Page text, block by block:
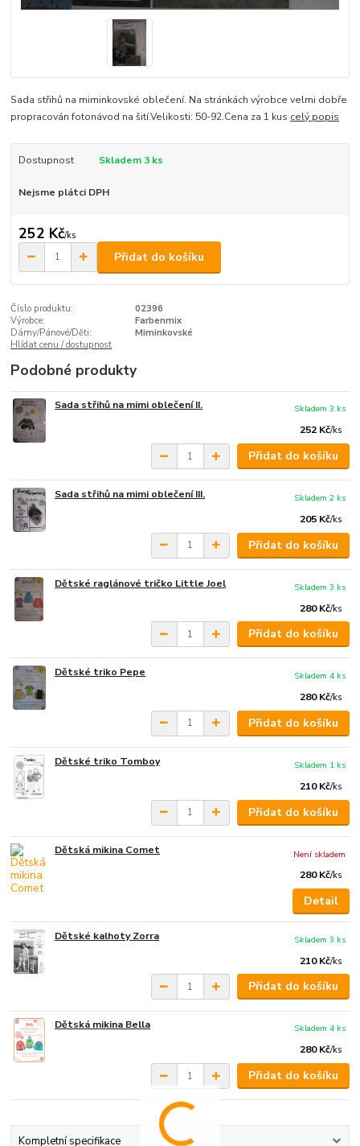
Sada střihů na miminkovské oblečení. Na stránkách výrobce velmi dobře
propracován fotonávod na šití.Velikosti: 50-92.Cena za 1 kus celý popis
Dostupnost Skladem 3 ks
Nejsme plátci DPH
252 Kč/ks
Přidat do košíku
Číslo produktu:
02396
Výrobce:
Farbenmix
Dámy/Pánové/Děti:
Miminkovské
Hlídat cenu / dostupnost
Podobné produkty
Sada střihů na mimi oblečení II.
252 Kč/ks
Skladem 3 ks
Přidat do košíku
Sada střihů na mimi oblečení III.
205 Kč/ks
Skladem 2 ks
Přidat do košíku
Dětské raglánové tričko Little Joel
280 Kč/ks
Skladem 3 ks
Přidat do košíku
Dětské triko Pepe
280 Kč/ks
Skladem 4 ks
Přidat do košíku
Dětské triko Tomboy
210 Kč/ks
Skladem 1 ks
Přidat do košíku
Dětská mikina Comet
280 Kč/ks
Není skladem
Detail
Dětské kalhoty Zorra
210 Kč/ks
Skladem 3 ks
Přidat do košíku
Dětská mikina Bella
280 Kč/ks
Skladem 4 ks
Přidat do košíku
Kompletní specifikace